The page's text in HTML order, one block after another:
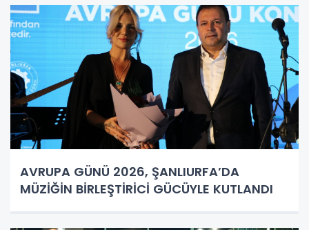
AVRUPA GÜNÜ 2026, ŞANLIURFA’DA
MÜZİĞİN BİRLEŞTİRİCİ GÜCÜYLE KUTLANDI